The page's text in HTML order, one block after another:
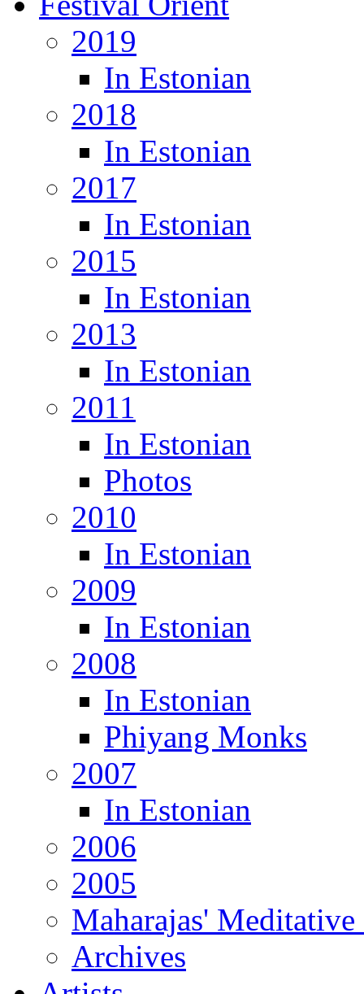
2019
In Estonian
2018
In Estonian
2017
In Estonian
2015
In Estonian
2013
In Estonian
2011
In Estonian
Photos
2010
In Estonian
2009
In Estonian
2008
In Estonian
Phiyang Monks
2007
In Estonian
2006
2005
Maharajas'
Archives